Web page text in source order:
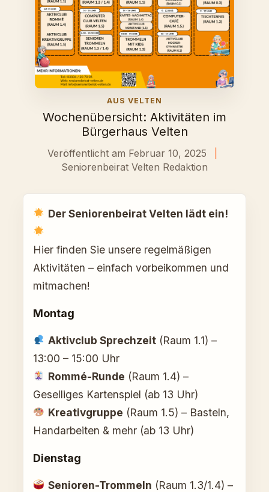
AUS VELTEN
Wochenübersicht: Aktivitäten im
Bürgerhaus Velten
Veröffentlicht am Februar 10, 2025
Seniorenbeirat Velten Redaktion
Der Seniorenbeirat Velten lädt ein!
Hier finden Sie unsere regelmäßigen
Aktivitäten – einfach vorbeikommen und
mitmachen!
Montag
Aktivclub Sprechzeit(Raum 1.1) –
13:00 – 15:00 Uhr
Rommé-Runde (Raum 1.4) –
Geselliges Kartenspiel (ab 13 Uhr)
Kreativgruppe (Raum 1.5) – Basteln,
Handarbeiten & mehr (ab 13 Uhr)
Dienstag
Senioren-Trommeln (Raum 1.3/1.4) –